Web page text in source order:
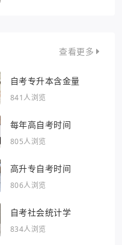
查看更多
自考专升本含金量
841人浏览
每年高自考时间
805人浏览
高升专自考时间
806人浏览
自考社会统计学
834人浏览